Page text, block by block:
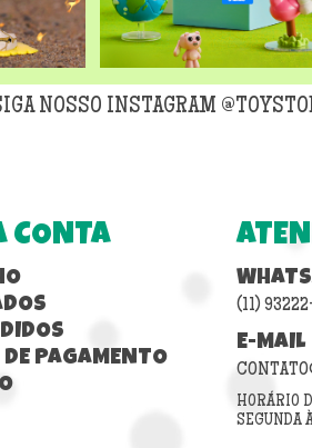
NOSSO INSTAGRAM
CONTA
PAGAMENTO
(11)
E-MAIL
HORÁRIO
SEGUNDA